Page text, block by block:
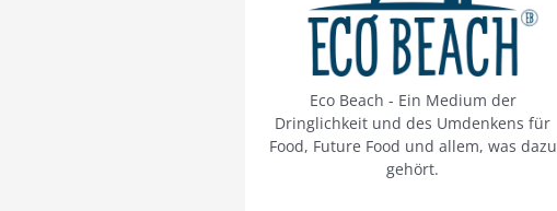
Eco Beach - Ein Medium der
Dringlichkeit und des Umdenkens für
Food, Future Food und allem, was dazu
gehört.